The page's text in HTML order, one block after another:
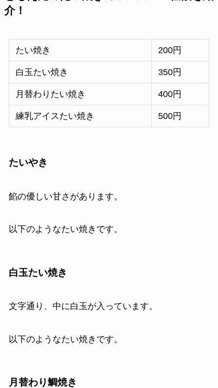
介！
たい焼き 200円
白玉たい焼き 350円
月替わりたい焼き 400円
練乳アイスたい焼き 500円
たいやき
餡の優しい甘さがあります。
以下のようなたい焼きです。
白玉たい焼き
文字通り、中に白玉が入っています。
以下のようなたい焼きです。
月替わり鯛焼き